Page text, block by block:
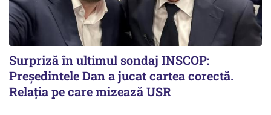
Surpriză în ultimul sondaj INSCOP:
Președintele Dan a jucat cartea corectă.
Relația pe care mizează USR